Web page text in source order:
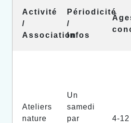
Activité
/
Association
Périodicité
/
Infos
Ateliers
nature
Un
samedi
par
4-12